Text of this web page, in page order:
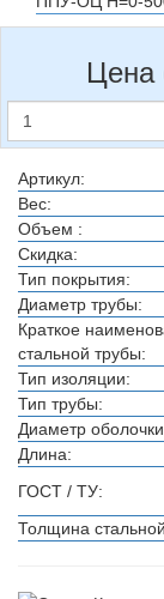
Артикул:
Вес:
Объем :
Скидка:
Тип покрытия:
Диаметр трубы:
Краткое
стальной трубы:
Тип изоляции:
Тип трубы:
Диаметр
Длина:
ГОСТ / ТУ:
Толщина